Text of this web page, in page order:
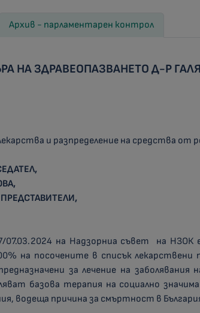
Архив - парламентарен контрол
НА ЗДРАВЕОПАЗВАНЕТО Д-Р
и разпределение на средства от
на Надзорниа съвет на НЗОК
на посочените в списък
за лечение на заболявания
базова терапия на социално
водеща причина за смъртност в